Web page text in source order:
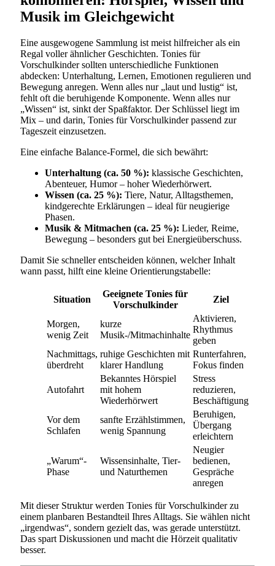
Musik im Gleichgewicht
Eine ausgewogene Sammlung ist meist hilfreicher als ein
Regal voller ähnlicher Geschichten. Tonies für
Vorschulkinder sollten unterschiedliche Funktionen
abdecken: Unterhaltung, Lernen, Emotionen regulieren und
Bewegung anregen. Wenn alles nur „laut und lustig“ ist,
fehlt oft die beruhigende Komponente. Wenn alles nur
„Wissen“ ist, sinkt der Spaßfaktor. Der Schlüssel liegt im
Mix – und darin, Tonies für Vorschulkinder passend zur
Tageszeit einzusetzen.
Eine einfache Balance-Formel, die sich bewährt:
Unterhaltung (ca. 50 %): klassische Geschichten,
Abenteuer, Humor – hoher Wiederhörwert.
Wissen (ca. 25 %): Tiere, Natur, Alltagsthemen,
kindgerechte Erklärungen – ideal für neugierige
Phasen.
Musik & Mitmachen (ca. 25 %): Lieder, Reime,
Bewegung – besonders gut bei Energieüberschuss.
Damit Sie schneller entscheiden können, welcher Inhalt
wann passt, hilft eine kleine Orientierungstabelle:
Situation
Geeignete Tonies für
Vorschulkinder
Ziel
Morgen,
wenig Zeit
kurze
Musik-/Mitmachinhalte
Aktivieren,
Rhythmus
geben
Nachmittags,
überdreht
ruhige Geschichten mit
klarer Handlung
Runterfahren,
Fokus finden
Autofahrt
Bekanntes Hörspiel
mit hohem
Wiederhörwert
Stress
reduzieren,
Beschäftigung
Vor dem
Schlafen
sanfte Erzählstimmen,
wenig Spannung
Beruhigen,
Übergang
erleichtern
„Warum“-
Phase
Wissensinhalte, Tier-
und Naturthemen
Neugier
bedienen,
Gespräche
anregen
Mit dieser Struktur werden Tonies für Vorschulkinder zu
einem planbaren Bestandteil Ihres Alltags. Sie wählen nicht
„irgendwas“, sondern gezielt das, was gerade unterstützt.
Das spart Diskussionen und macht die Hörzeit qualitativ
besser.